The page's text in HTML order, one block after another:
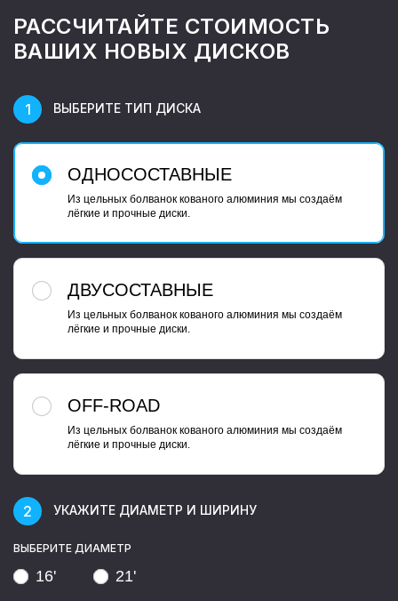
РАССЧИТАЙТЕ СТОИМОСТЬ
ВАШИХ НОВЫХ ДИСКОВ
ВЫБЕРИТЕ ТИП ДИСКА
ОДНОСОСТАВНЫЕ
Из цельных болванок кованого алюминия мы создаём
лёгкие и прочные диски.
ДВУСОСТАВНЫЕ
Из цельных болванок кованого алюминия мы создаём
лёгкие и прочные диски.
OFF-ROAD
Из цельных болванок кованого алюминия мы создаём
лёгкие и прочные диски.
УКАЖИТЕ ДИАМЕТР И ШИРИНУ
ВЫБЕРИТЕ ДИАМЕТР
16'
21'